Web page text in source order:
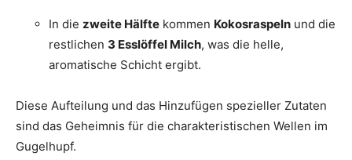
In die zweite Hälfte kommen Kokosraspeln und die
restlichen 3 Esslöffel Milch, was die helle,
aromatische Schicht ergibt.
Diese Aufteilung und das Hinzufügen spezieller Zutaten
sind das Geheimnis für die charakteristischen Wellen im
Gugelhupf.